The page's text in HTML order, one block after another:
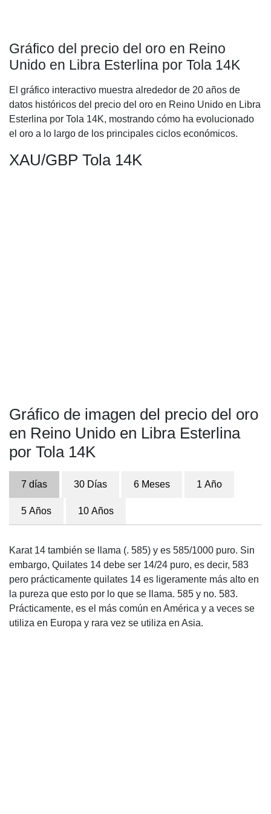
Gráfico del precio del oro en Reino
Unido en Libra Esterlina por Tola 14K
El gráfico interactivo muestra alrededor de 20 años de
datos históricos del precio del oro en Reino Unido en Libra
Esterlina por Tola 14K, mostrando cómo ha evolucionado
el oro a lo largo de los principales ciclos económicos.
XAU/GBP Tola 14K
Gráfico de imagen del precio del oro
en Reino Unido en Libra Esterlina
por Tola 14K
7 días 30 Días 6 Meses 1 Año
5 Años 10 Años
Karat 14 también se llama (. 585) y es 585/1000 puro. Sin
embargo, Quilates 14 debe ser 14/24 puro, es decir, 583
pero prácticamente quilates 14 es ligeramente más alto en
la pureza que esto por lo que se llama. 585 y no. 583.
Prácticamente, es el más común en América y a veces se
utiliza en Europa y rara vez se utiliza en Asia.